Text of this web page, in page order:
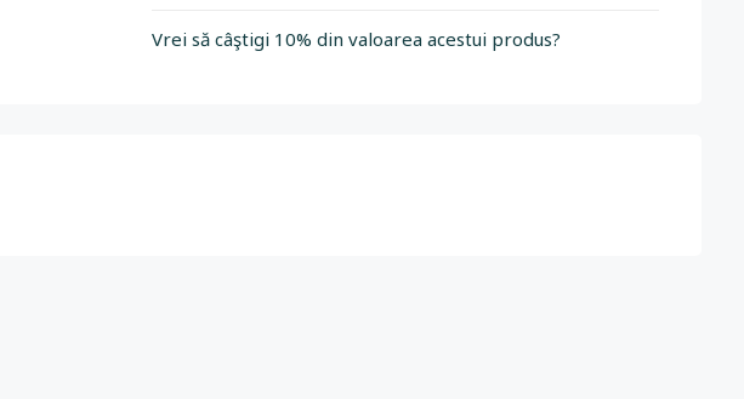
Vrei să câştigi 10% din valoarea acestui produs?